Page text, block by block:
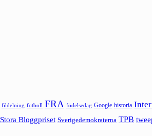
fildelning fotboll FRA födelsedag Google historia
Stora Bloggpriset Sverigedemokraterna TPB